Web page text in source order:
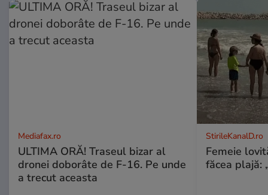
Mediafax.ro
ULTIMA ORĂ! Traseul bizar al
dronei doborâte de F-16. Pe unde
a trecut aceasta
StirileKanalD.ro
Femeie
făcea plajă: